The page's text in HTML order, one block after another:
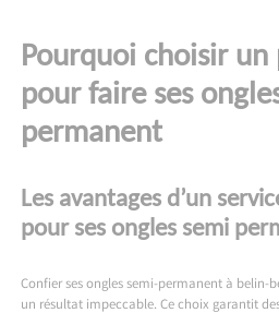
Pourquoi choisir un
pour faire ses
permanent
Les avantages d’un
pour ses ongles semi
Confier ses onglessemi-permanent à belin-
un résultat impeccable. Ce choix garantit